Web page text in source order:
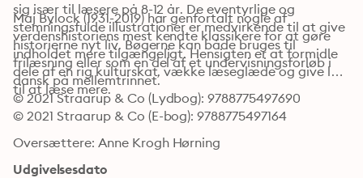
sig især til læsere på 8-12 år. De eventyrlige og
stemningsfulde illustrationer er medvirkende til at give
historierne nyt liv. Bøgerne kan både bruges til
frilæsning eller som en del af et undervisningsforløb i
dansk på mellemtrinnet.
Maj Bylock (1931-2019) har genfortalt nogle af
verdenshistoriens mest kendte klassikere for at gøre
indholdet mere tilgængeligt. Hensigten er at formidle
dele af en rig kulturskat, vække læseglæde og give lyst
til at læse mere.
© 2021 Straarup & Co (Lydbog): 9788775497690
© 2021 Straarup & Co (E-bog): 9788775497164
Oversættere: Anne Krogh Hørning
Udgivelsesdato